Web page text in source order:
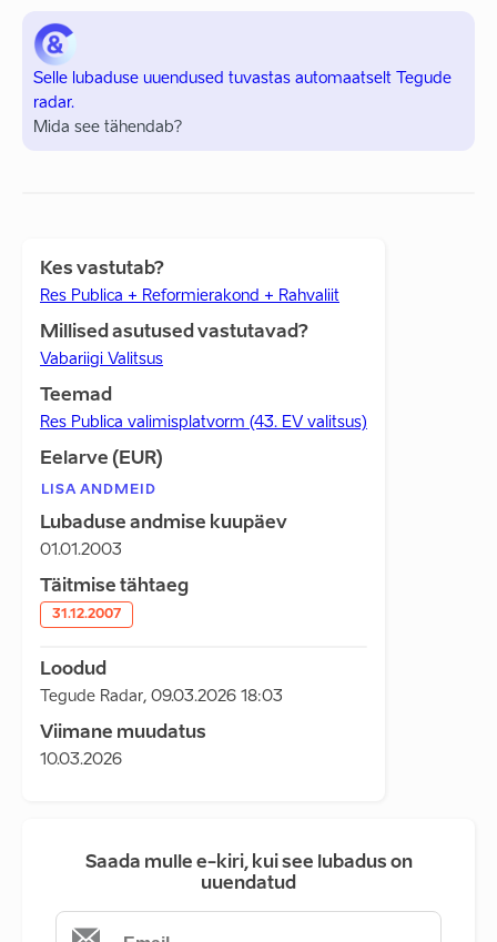
Selle lubaduse uuendused tuvastas automaatselt Tegude
radar.
Mida see tähendab?
Kes vastutab?
Res Publica + Reformierakond + Rahvaliit
Millised asutused vastutavad?
Vabariigi Valitsus
Teemad
Res Publica valimisplatvorm (43. EV valitsus)
Eelarve (EUR)
LISA ANDMEID
Lubaduse andmise kuupäev
01.01.2003
Täitmise tähtaeg
31.12.2007
Loodud
Tegude Radar, 09.03.2026 18:03
Viimane muudatus
10.03.2026
Saada mulle e-kiri, kui see lubadus on
uuendatud